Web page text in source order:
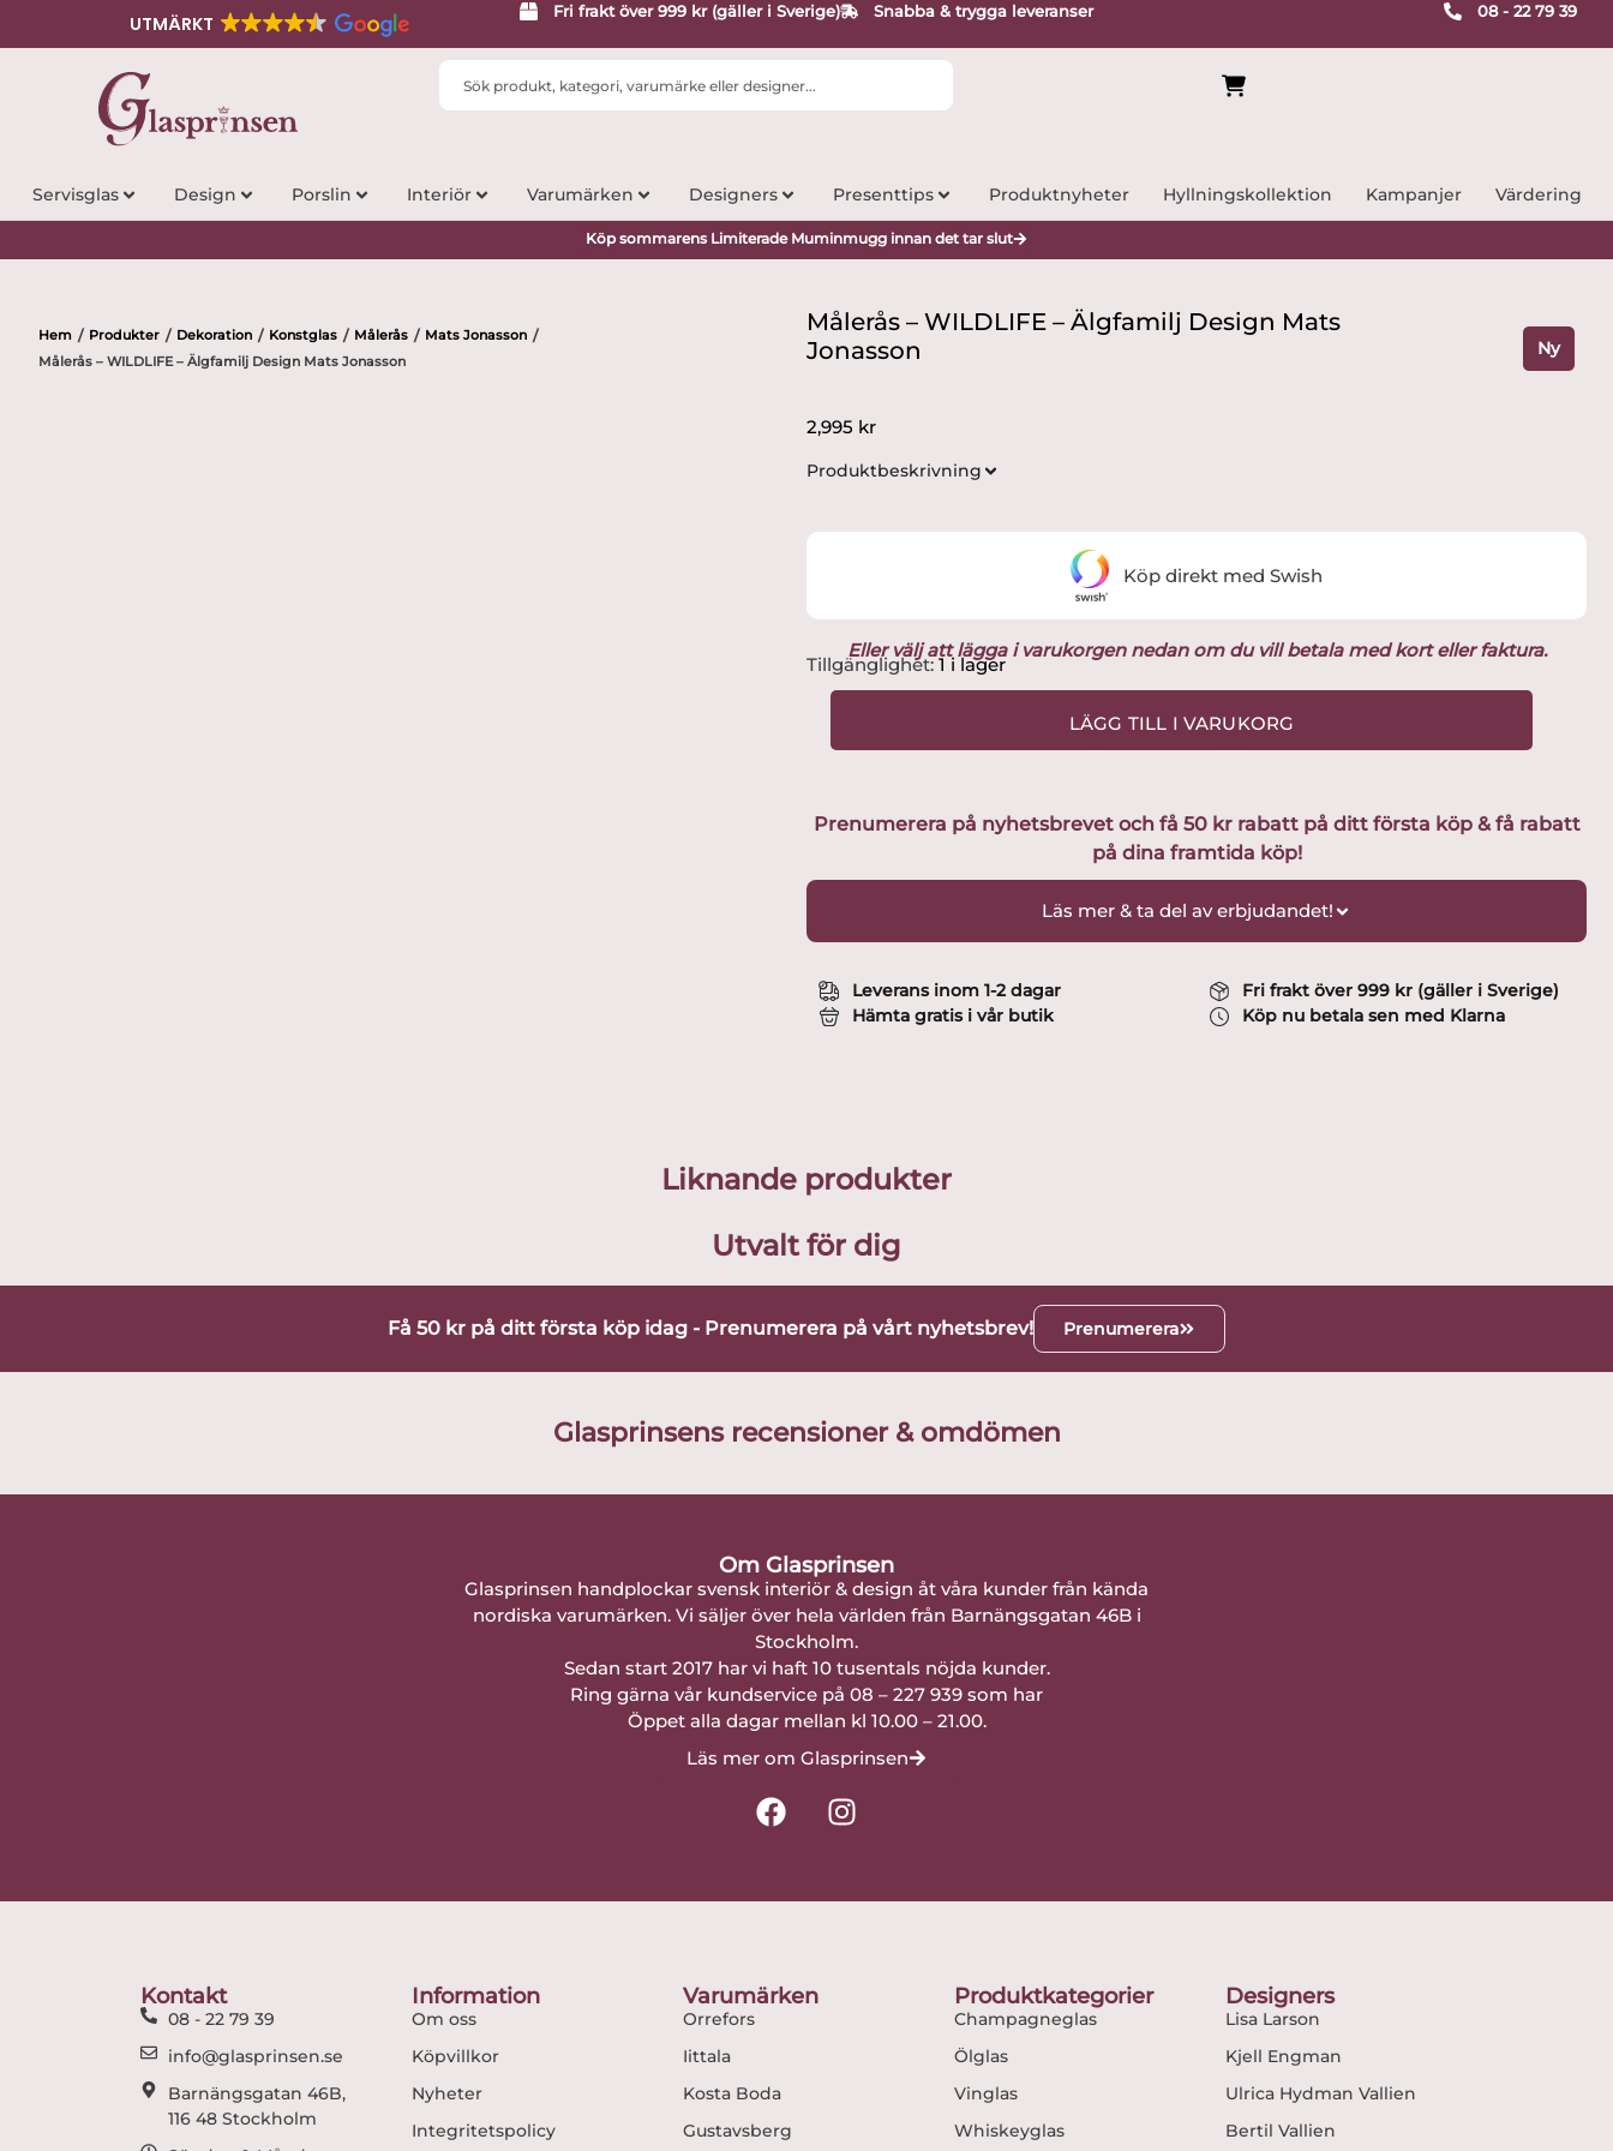
UTMÄRKT
Fri frakt över 999 kr (gäller i Sverige) Snabba & trygga leveranser 08 - 22 79 39
Search
Servisglas Design Porslin Interiör Varumärken Designers Presenttips Produktnyheter Hyllningskollektion Kampanjer Värdering
Köp sommarens Limiterade Muminmugg innan det tar slut
Hem / Produkter / Dekoration / Konstglas / Målerås / Mats Jonasson /
Målerås – WILDLIFE – Älgfamilj Design Mats Jonasson
Målerås – WILDLIFE – Älgfamilj Design Mats
Jonasson
Ny
2,995 kr
Produktbeskrivning
Eller välj att lägga i varukorgen nedan om du vill betala med kort eller faktura.
Tillgänglighet: 1 i lager
Målerås
Mats
mängd
LÄGG TILL I VARUKORG
Köp direkt med Swish
Prenumerera på nyhetsbrevet och få 50 kr rabatt på ditt första köp & få rabatt
på dina framtida köp!
Läs mer & ta del av erbjudandet!
Leverans inom 1-2 dagar
Hämta gratis i vår butik
Fri frakt över 999 kr (gäller i Sverige)
Köp nu betala sen med Klarna
Liknande produkter
Utvalt för dig
Få 50 kr på ditt första köp idag - Prenumerera på vårt nyhetsbrev! Prenumerera
Glasprinsens recensioner & omdömen
Om Glasprinsen
Glasprinsen handplockar svensk interiör & design åt våra kunder från kända
nordiska varumärken. Vi säljer över hela världen från Barnängsgatan 46B i
Stockholm.
Sedan start 2017 har vi haft 10 tusentals nöjda kunder.
Ring gärna vår kundservice på 08 – 227 939 som har
Öppet alla dagar mellan kl 10.00 – 21.00.
Läs mer om Glasprinsen
F
a
k
I
n
Kontakt
08 - 22 79 39
info@glasprinsen.se
Barnängsgatan 46B,
116 48 Stockholm
Information
Om oss
Köpvillkor
Nyheter
Integritetspolicy
Varumärken
Orrefors
Iittala
Kosta Boda
Gustavsberg
Produktkategorier
Champagneglas
Ölglas
Vinglas
Whiskeyglas
Designers
Lisa Larson
Kjell Engman
Ulrica Hydman Vallien
Bertil Vallien